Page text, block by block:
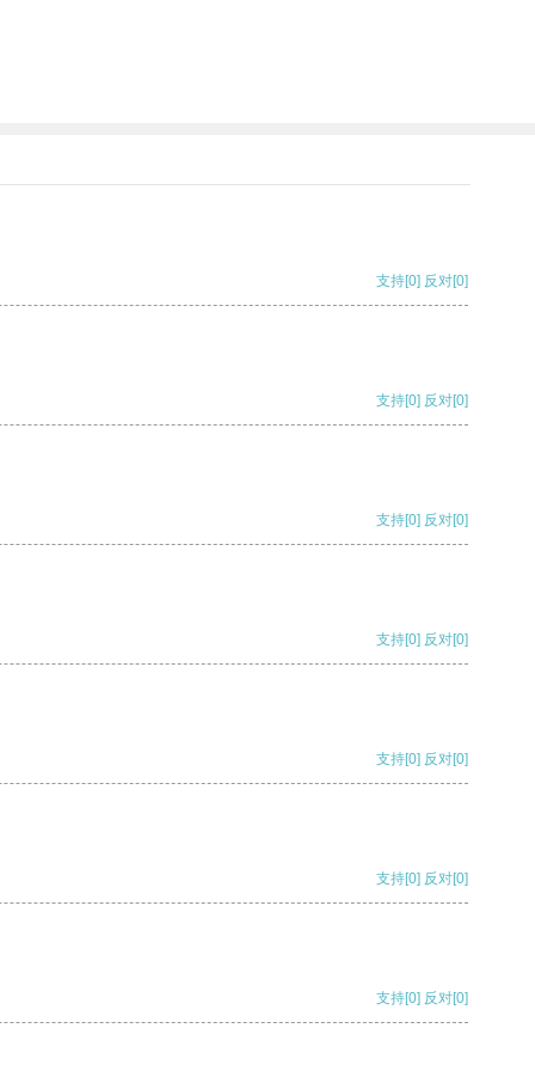
支持[0] 反对[0]
支持[0] 反对[0]
支持[0] 反对[0]
支持[0] 反对[0]
支持[0] 反对[0]
支持[0] 反对[0]
支持[0] 反对[0]